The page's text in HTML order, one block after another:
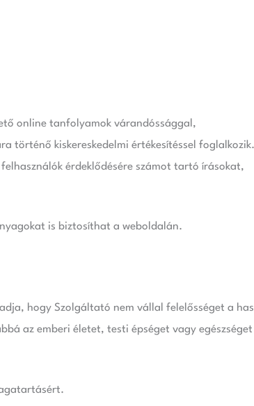
online tanfolyamok várandóssággal,
történő kiskereskedelmi értékesítéssel foglalkozik.
érdeklődésére számot tartó írásokat,
is biztosíthat a weboldalán.
hogy Szolgáltató nem vállal felelősséget a
az emberi életet, testi épséget vagy egészséget